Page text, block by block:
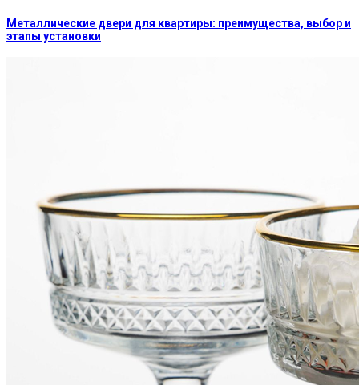
Металлические двери для квартиры: преимущества, выбор и
этапы установки